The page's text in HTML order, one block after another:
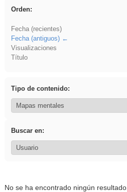
Orden:
Fecha (recientes)
Fecha (antiguos)
Visualizaciones
Título
Tipo de contenido:
Buscar en:
No se ha encontrado ningún resultado.